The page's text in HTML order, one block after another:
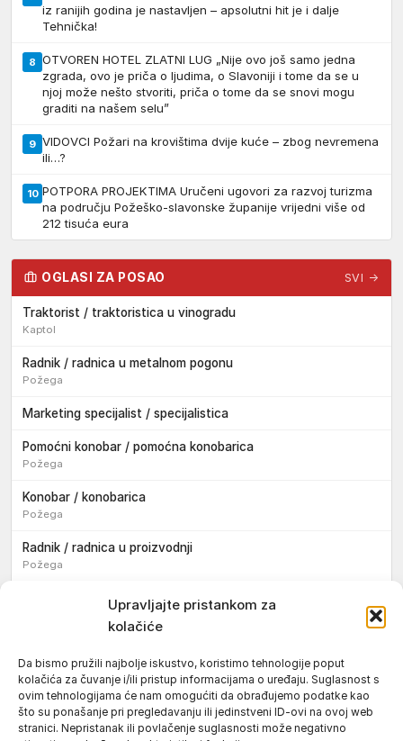
Upravljajte pristankom za
kolačiće
Da bismo pružili najbolje iskustvo, koristimo tehnologije poput
kolačića za čuvanje i/ili pristup informacijama o uređaju. Suglasnost s
ovim tehnologijama će nam omogućiti da obrađujemo podatke kao
što su ponašanje pri pregledavanju ili jedinstveni ID-ovi na ovoj web
stranici. Nepristanak ili povlačenje suglasnosti može negativno
iz ranijih godina je nastavljen – apsolutni hit je i dalje
Tehnička!
8 OTVOREN HOTEL ZLATNI LUG „Nije ovo još samo jedna
zgrada, ovo je priča o ljudima, o Slavoniji i tome da se u
njoj može nešto stvoriti, priča o tome da se snovi mogu
graditi na našem selu”
9 VIDOVCI Požari na krovištima dvije kuće – zbog nevremena
ili…?
10 POTPORA PROJEKTIMA Uručeni ugovori za razvoj turizma
na području Požeško-slavonske županije vrijedni više od
212 tisuća eura
OGLASI ZA POSAO SVI →
Traktorist / traktoristica u vinogradu
Kaptol
Radnik / radnica u metalnom pogonu
Požega
Marketing specijalist / specijalistica
Pomoćni konobar / pomoćna konobarica
Požega
Konobar / konobarica
Požega
Radnik / radnica u proizvodnji
Požega
Sezonski pomoćni radnik / sezonska pomoćna radnica
Pomoćni pekar / pomoćna pekarica
Pekar / pekarica
Požega
Konobar / konobarica